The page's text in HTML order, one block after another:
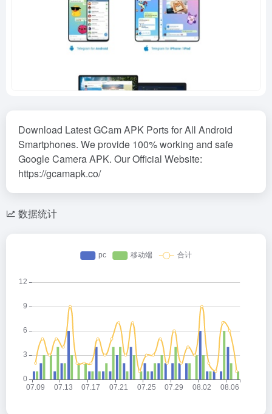
Download Latest GCam APK Ports for All Android
Smartphones. We provide 100% working and safe
Google Camera APK. Our Official Website:
https://gcamapk.co/
数据统计